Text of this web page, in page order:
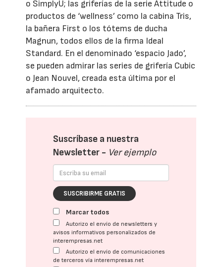
o SimplyU; las griferías de la serie Attitude o
productos de ‘wellness’ como la cabina Tris,
la bañera First o los tótems de ducha
Magnun, todos ellos de la firma Ideal
Standard. En el denominado ‘espacio Jado’,
se pueden admirar las series de grifería Cubic
o Jean Nouvel, creada esta última por el
afamado arquitecto.
Suscríbase a nuestra
Newsletter - Ver ejemplo
SUSCRIBIRME GRATIS
Marcar todos
Autorizo el envío de newsletters y
avisos informativos personalizados de
interempresas.net
Autorizo el envío de comunicaciones
de terceros vía interempresas.net